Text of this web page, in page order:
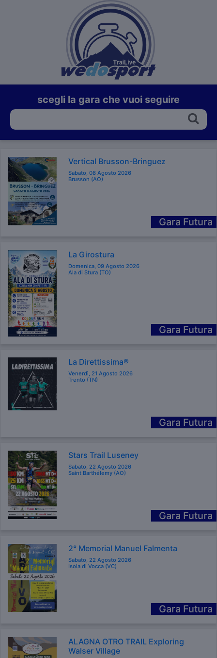
scegli la gara che vuoi seguire
Vertical Brusson-Bringuez
Sabato, 08 Agosto 2026
Brusson (AO)
Gara Futura
La Girostura
Domenica, 09 Agosto 2026
Ala di Stura (TO)
Gara Futura
La Direttissima®
Venerdì, 21 Agosto 2026
Trento (TN)
Gara Futura
Stars Trail Luseney
Sabato, 22 Agosto 2026
Saint Barthélemy (AO)
Gara Futura
2° Memorial Manuel Falmenta
Sabato, 22 Agosto 2026
Isola di Vocca (VC)
Gara Futura
ALAGNA OTRO TRAIL Exploring
Walser Village